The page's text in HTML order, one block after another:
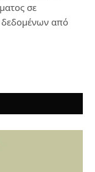
σε
δεδομένων από